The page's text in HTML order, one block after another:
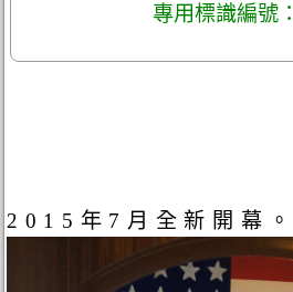
專用標識編號
2015年7月全新開幕。